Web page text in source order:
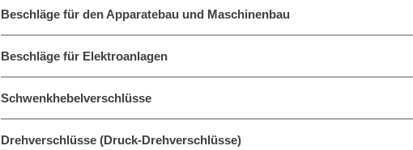
Beschläge für den Apparatebau und Maschinenbau
Beschläge für Elektroanlagen
Schwenkhebelverschlüsse
Drehverschlüsse (Druck-Drehverschlüsse)